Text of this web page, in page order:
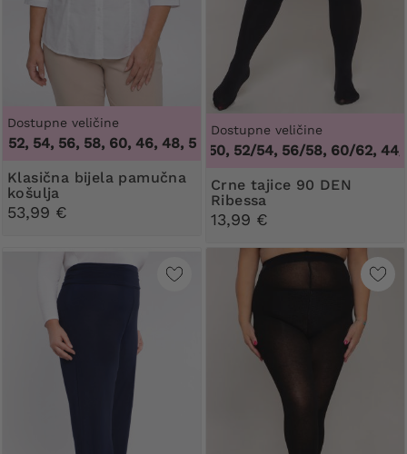
Dostupne veličine
54, 56, 58, 60, 46, 48, 50, 52, 54, 56, 58, 60
Klasična bijela pamučna
košulja
53,99 €
Dostupne veličine
44/46, 48/50, 52/54, 56/58, 60/62,44/46,
Crne tajice 90 DEN
Ribessa
13,99 €